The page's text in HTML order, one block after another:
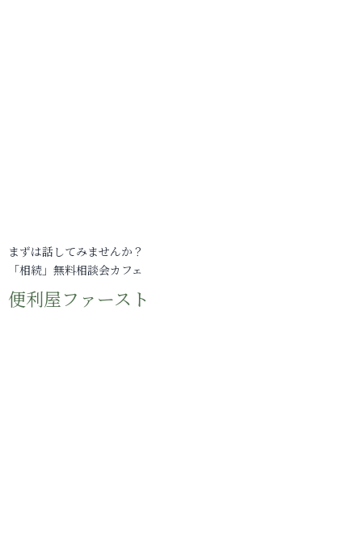
まずは話してみませんか？
「相続」無料相談会カフェ
便利屋ファースト